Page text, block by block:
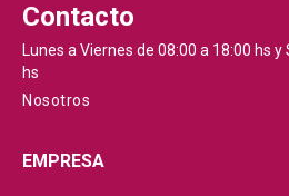
Contacto
Lunes a Viernes de 08:00 a 18:00 hs
hs
Nosotros
EMPRESA